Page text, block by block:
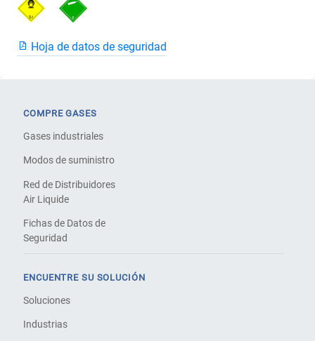
Hoja de datos de seguridad
COMPRE GASES
Gases industriales
Modos de suministro
Red de Distribuidores
Air Liquide
Fichas de Datos de
Seguridad
ENCUENTRE SU SOLUCIÓN
Soluciones
Industrias